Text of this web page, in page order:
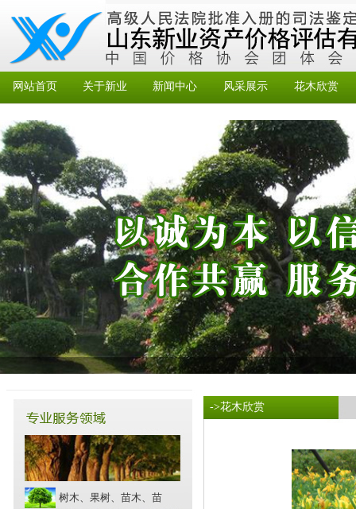
网站首页 关于新业 新闻中心 风采展示 花木欣赏
树木、果树、苗木、苗
->花木欣赏